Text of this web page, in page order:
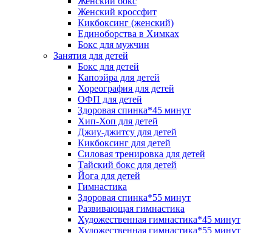
Женский кроссфит
Кикбоксинг (женский)
Единоборства в Химках
Бокс для мужчин
Занятия для детей
Бокс для детей
Капоэйра для детей
Хореография для детей
ОФП для детей
Здоровая спинка*45 минут
Хип-Хоп для детей
Джиу-джитсу для детей
Кикбоксинг для детей
Силовая тренировка для детей
Тайский бокс для детей
Йога для детей
Гимнастика
Здоровая спинка*55 минут
Развивающая гимнастика
Художественная гимнастика*45 минут
Художественная гимнастика*55 минут